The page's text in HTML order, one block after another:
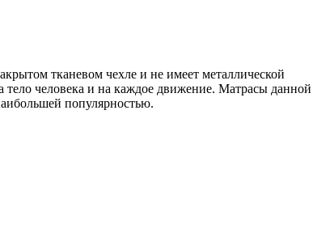
тканевом чехле и не имеет металлической
человека и на каждое движение. Матрасы данной
популярностью.